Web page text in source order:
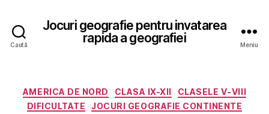
Caută
Jocuri geografie pentru invatarea
rapida a geografiei
Meniu
Categorii
AMERICA DE NORD CLASA IX-XII
CLASELE V-VIII
DIFICULTATE
JOCURI GEOGRAFIE CONTINENTE